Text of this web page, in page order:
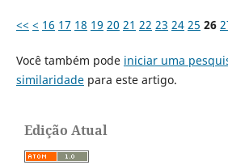
<< < 16 17 18 19 20 21 22 23 24 25 26
Você também pode iniciar uma
similaridadepara este artigo.
Edição Atual